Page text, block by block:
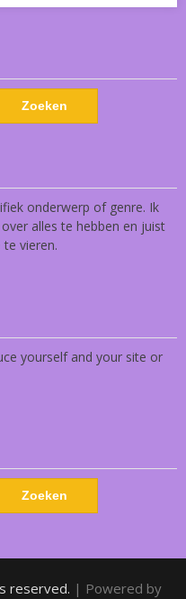
onderwerp of genre. Ik
alles te hebben en juist
vieren.
yourself and your site or
reserved. | Powered by